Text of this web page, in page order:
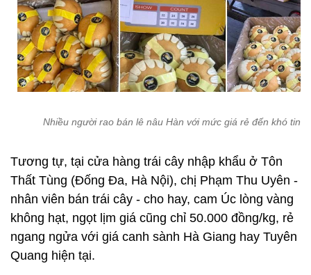
Nhiều người rao bán lê nâu Hàn với mức giá rẻ đến khó tin.
Tương tự, tại cửa hàng trái cây nhập khẩu ở Tôn
Thất Tùng (Đống Đa, Hà Nội), chị Phạm Thu Uyên -
nhân viên bán trái cây - cho hay, cam Úc lòng vàng
không hạt, ngọt lịm giá cũng chỉ 50.000 đồng/kg, rẻ
ngang ngửa với giá canh sành Hà Giang hay Tuyên
Quang hiện tại.